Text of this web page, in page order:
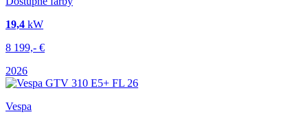
19,4 kW
8 199,- €
2026
Vespa